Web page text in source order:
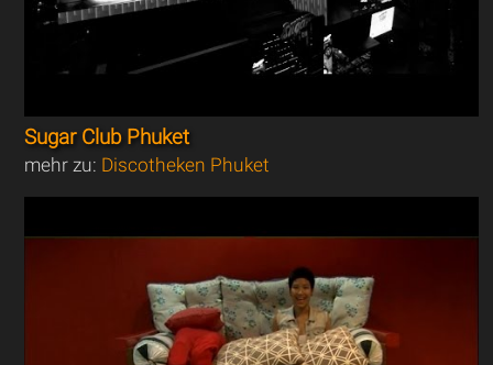
Sugar Club Phuket
mehr zu: Discotheken Phuket